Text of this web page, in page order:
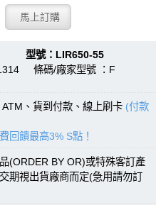
型號：LIR650-55
條碼/廠家型號 ：F
、貨到付款、線上刷卡 (付款
回饋最高3% S點！
(ORDER BY OR)或特殊客訂產
期視出貨廠商而定(急用請勿訂